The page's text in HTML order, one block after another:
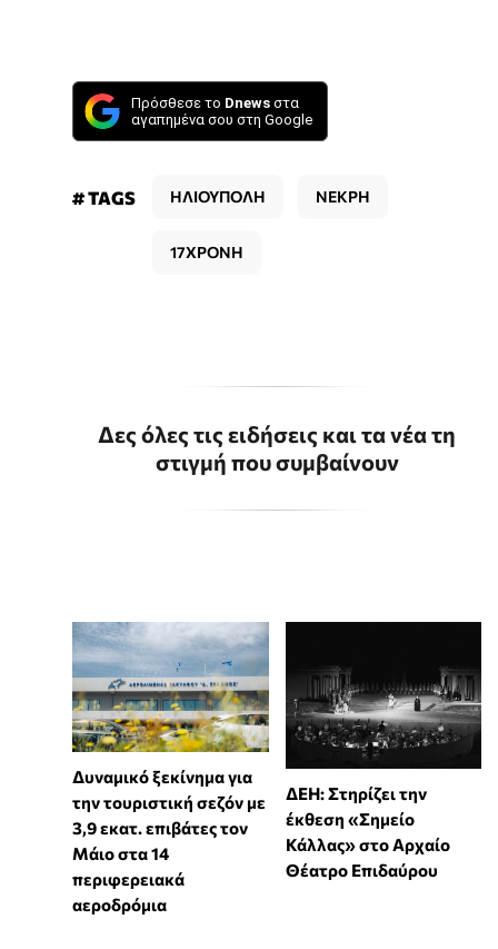
Πρόσθεσε το Dnews στα
αγαπημένα σου στη Google
# TAGS ΗΛΙΟΥΠΟΛΗ ΝΕΚΡΗ
17ΧΡΟΝΗ
Δες όλες τις ειδήσεις και τα νέα τη
στιγμή που συμβαίνουν
Δυναμικό ξεκίνημα για
την τουριστική σεζόν με
3,9 εκατ. επιβάτες τον
Μάιο στα 14
περιφερειακά
αεροδρόμια
ΔΕΗ: Στηρίζει την
έκθεση «Σημείο
Κάλλας» στο Αρχαίο
Θέατρο Επιδαύρου